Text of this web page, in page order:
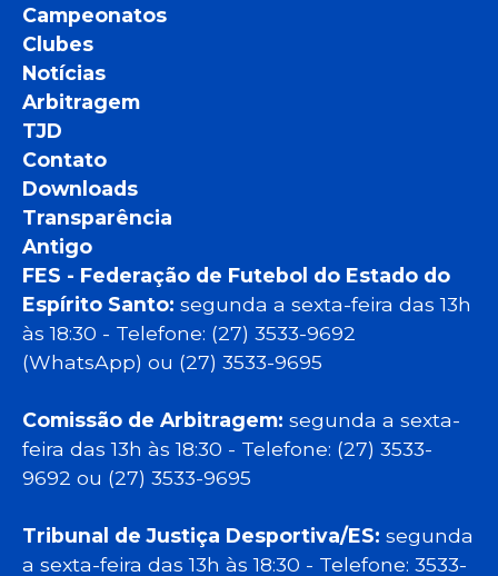
Campeonatos
Clubes
Notícias
Arbitragem
TJD
Contato
Downloads
Transparência
Antigo
FES - Federação de Futebol do Estado do
Espírito Santo: segunda a sexta-feira das 13h
às 18:30 - Telefone: (27) 3533-9692
(WhatsApp) ou (27) 3533-9695
Comissão de Arbitragem: segunda a sexta-
feira das 13h às 18:30 - Telefone: (27) 3533-
9692 ou (27) 3533-9695
Tribunal de Justiça Desportiva/ES: segunda
a sexta-feira das 13h às 18:30 - Telefone: 3533-